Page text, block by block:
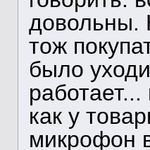
довольны.
тож
было
как у
микрофон